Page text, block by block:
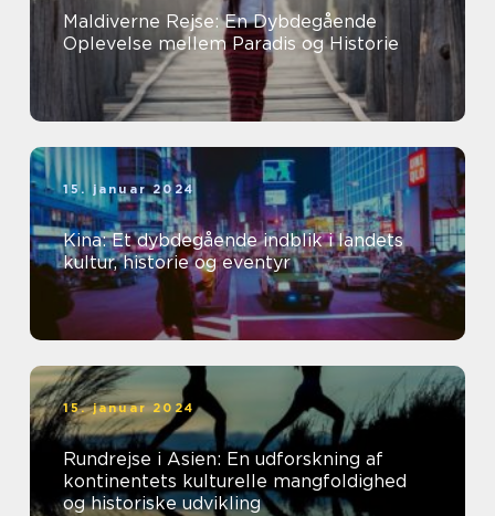
Maldiverne Rejse: En Dybdegående
Oplevelse mellem Paradis og Historie
15. januar 2024
Kina: Et dybdegående indblik i landets
kultur, historie og eventyr
15. januar 2024
Rundrejse i Asien: En udforskning af
kontinentets kulturelle mangfoldighed
og historiske udvikling